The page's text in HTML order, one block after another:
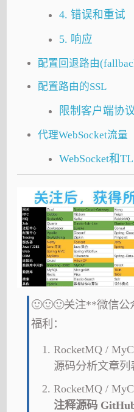
4. 错误和重试
5. 响应
配置回退路由
配置路由的SSL
限制客户端协
代理WebSocket流量
WebSocket和
🙂🙂🙂关注**微信
福利：
RocketMQ /
源码分析文章列
RocketMQ /
注释源码